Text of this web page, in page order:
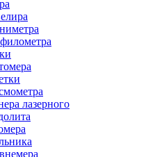
лазерного